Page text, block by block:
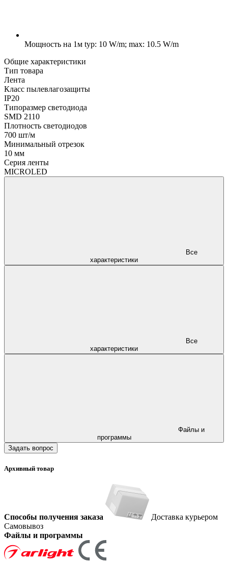
Мощность на 1м typ: 10 W/m; max: 10.5 W/m
Общие характеристики
Тип товара
Лента
Класс пылевлагозащиты
IP20
Типоразмер светодиода
SMD 2110
Плотность светодиодов
700 шт/м
Минимальный отрезок
10 мм
Серия ленты
MICROLED
характеристики
характеристики
программы
Задать вопрос
Архивный товар
Способы получения заказа
Доставка курьером
Самовывоз
Файлы и программы